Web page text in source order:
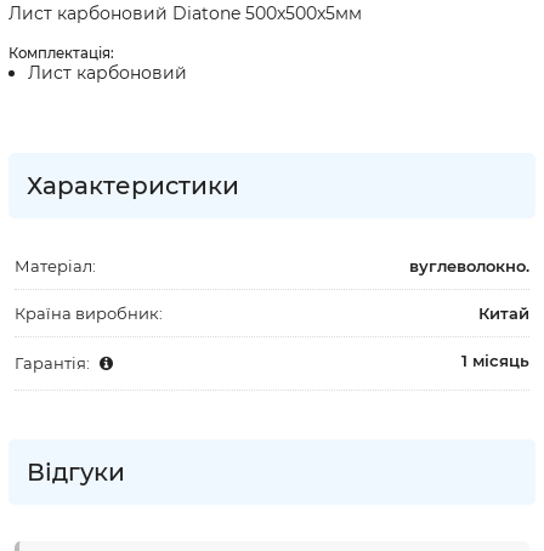
Лист карбоновий Diatone 500x500x5мм
Комплектація:
Лист карбоновий
Характеристики
Матеріал: вуглеволокно.
Країна виробник: Китай
Гарантія: 1 місяць
Відгуки